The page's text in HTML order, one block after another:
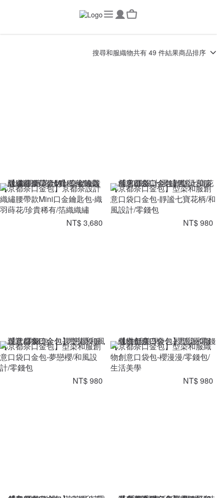
搜尋和服織物共有 49 件結果商品排序
【京都奈口金包】京都奈設計
織繡腰帶款Mini口金鑰匙包-織
羽蒔花/珍貴稀有/箔織織繡
NT$ 3,680
【京都奈口金包】型染和服創
意口袋口金包-靜謐七寶花柄/和
風設計/零錢包
NT$ 980
【京都奈口金包】型染和服創
意口袋口金包-夢戀櫻/和風設
計/零錢包
NT$ 980
【京都奈口金包】型染和服織
物創意口袋包-櫻漫漫/零錢包/
生活美學
NT$ 980